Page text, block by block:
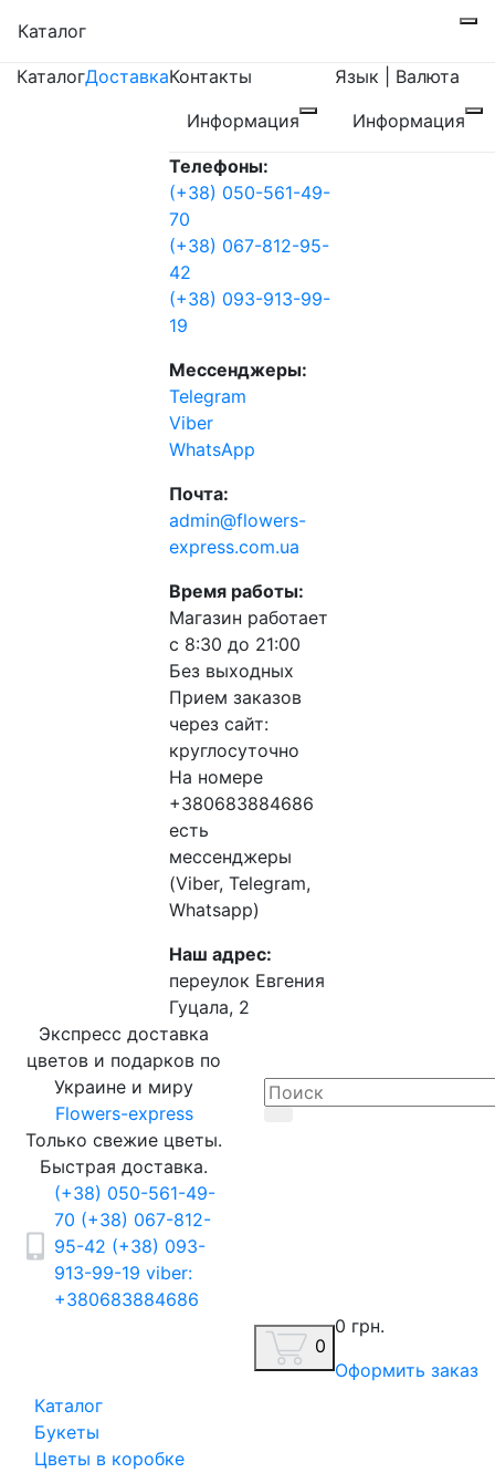
Каталог
КаталогДоставкаКонтакты
Информация
Телефоны:
(+38) 050-561-49-
70
(+38) 067-812-95-
42
(+38) 093-913-99-
19
Мессенджеры:
Telegram
Viber
WhatsApp
Почта:
admin@flowers-
express.com.ua
Время работы:
Магазин работает
с 8:30 до 21:00
Без выходных
Прием заказов
через сайт:
круглосуточно
На номере
+380683884686
есть
мессенджеры
(Viber, Telegram,
Whatsapp)
Наш адрес:
переулок Евгения
Гуцала, 2
Язык | Валюта
Информация
Экспресс доставка
цветов и подарков по
Украине и миру
Flowers-express
Только свежие цветы.
Быстрая доставка.
(+38) 050-561-49-
70 (+38) 067-812-
95-42 (+38) 093-
913-99-19 viber:
+380683884686
0
0 грн.
Оформить заказ
Каталог
Букеты
Цветы в коробке